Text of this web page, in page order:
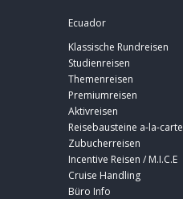
Ecuador
Klassische Rundreisen
Studienreisen
Themenreisen
Premiumreisen
Aktivreisen
Reisebausteine a-la-carte
Zubucherreisen
Incentive Reisen / M.I.C.E
Cruise Handling
Büro Info